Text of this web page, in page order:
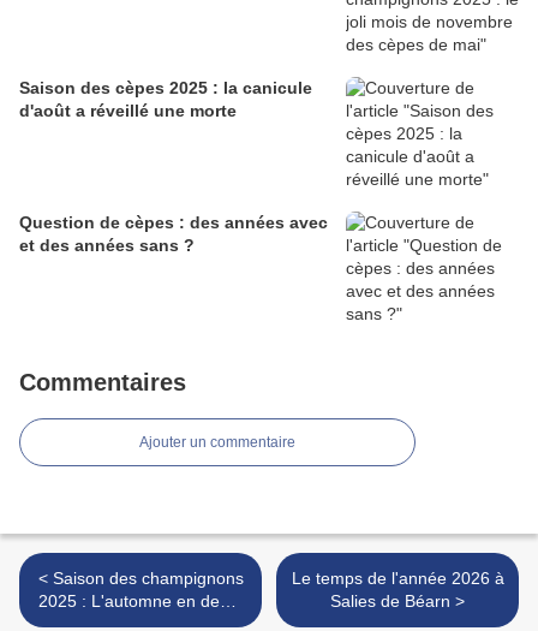
Saison des cèpes 2025 : la canicule
d'août a réveillé une morte
Question de cèpes : des années avec
et des années sans ?
Commentaires
Ajouter un commentaire
< Saison des champignons
2025 : L'automne en demi-
teinte des Marteroets.
Le temps de l'année 2026 à
Salies de Béarn >